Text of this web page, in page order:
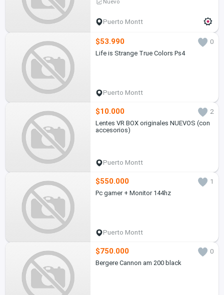
Nuevo
Puerto Montt
$53.990
0
Life is Strange True Colors Ps4
Puerto Montt
$10.000
2
Lentes VR BOX originales NUEVOS (con
accesorios)
Puerto Montt
$550.000
1
Pc gamer + Monitor 144hz
Puerto Montt
$750.000
0
Bergere Cannon am 200 black